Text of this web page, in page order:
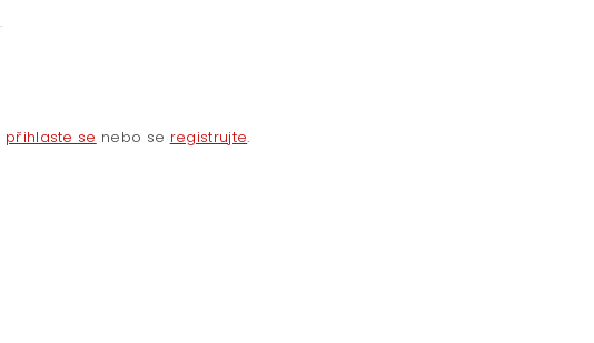
přihlaste se nebo se registrujte.